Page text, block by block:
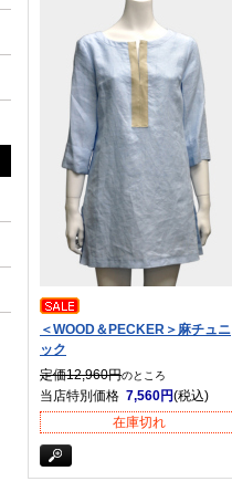
＜WOOD＆PECKER＞麻チュニ
ック
定価12,960円のところ
当店特別価格 7,560円(税込)
在庫切れ